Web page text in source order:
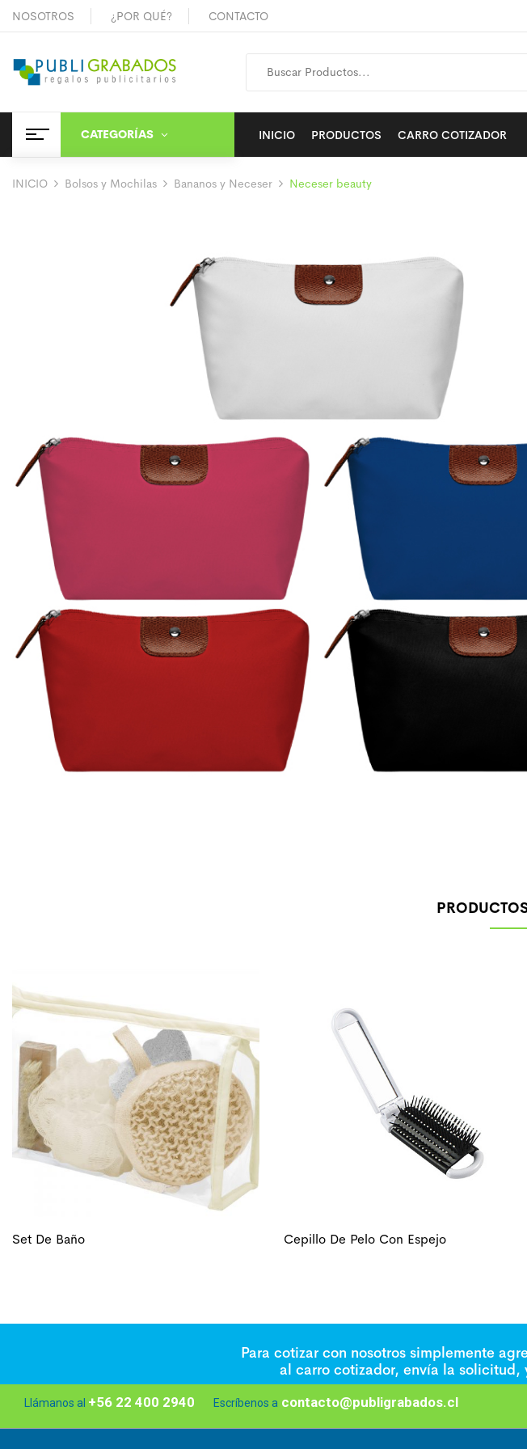
NOSOTROS ¿POR QUÉ? CONTACTO
CATEGORÍAS INICIO PRODUCTOS CARRO COTIZADOR
INICIO Bolsos y Mochilas Bananos y Neceser Neceser beauty
Set De Baño Cepillo De Pelo Con Espejo
Para cotizar con nosotros simplemente
al carro cotizador, envía la solicitud,
Llámanos al +56 22 400 2940 Escríbenos a contacto@publigrabados.cl